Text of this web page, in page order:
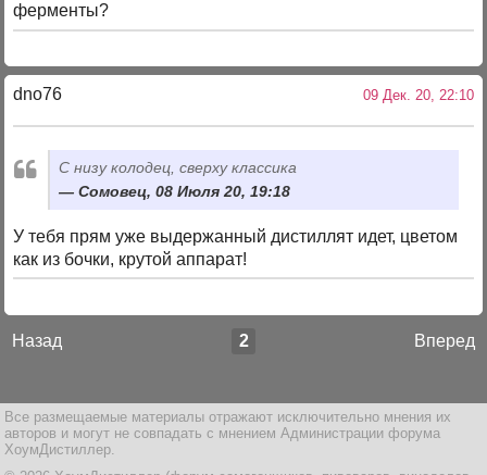
ферменты?
dno76 09 Дек. 20, 22:10
С низу колодец, сверху классика
Сомовец, 08 Июля 20, 19:18
У тебя прям уже выдержанный дистиллят идет, цветом
как из бочки, крутой аппарат!
Назад Вперед
2
Все размещаемые материалы отражают исключительно мнения их
авторов и могут не совпадать с мнением Администрации форума
ХоумДистиллер.